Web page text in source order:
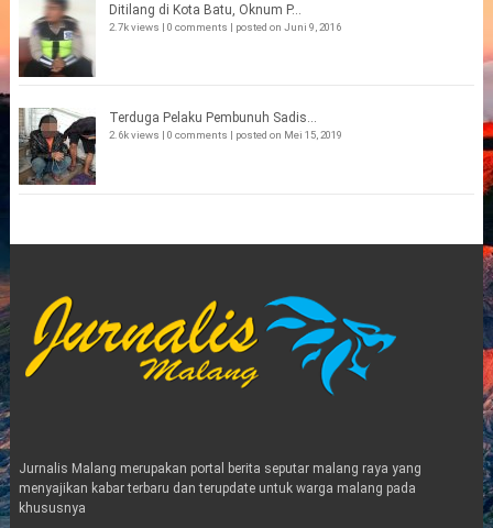
Ditilang di Kota Batu, Oknum P...
2.7k views | 0 comments | posted on Juni 9, 2016
Terduga Pelaku Pembunuh Sadis...
2.6k views 0 comments posted on Mei 15, 2019
Jurnalis Malang merupakan portal berita seputar malang raya yang
menyajikan kabar terbaru dan terupdate untuk warga malang pada
khususnya